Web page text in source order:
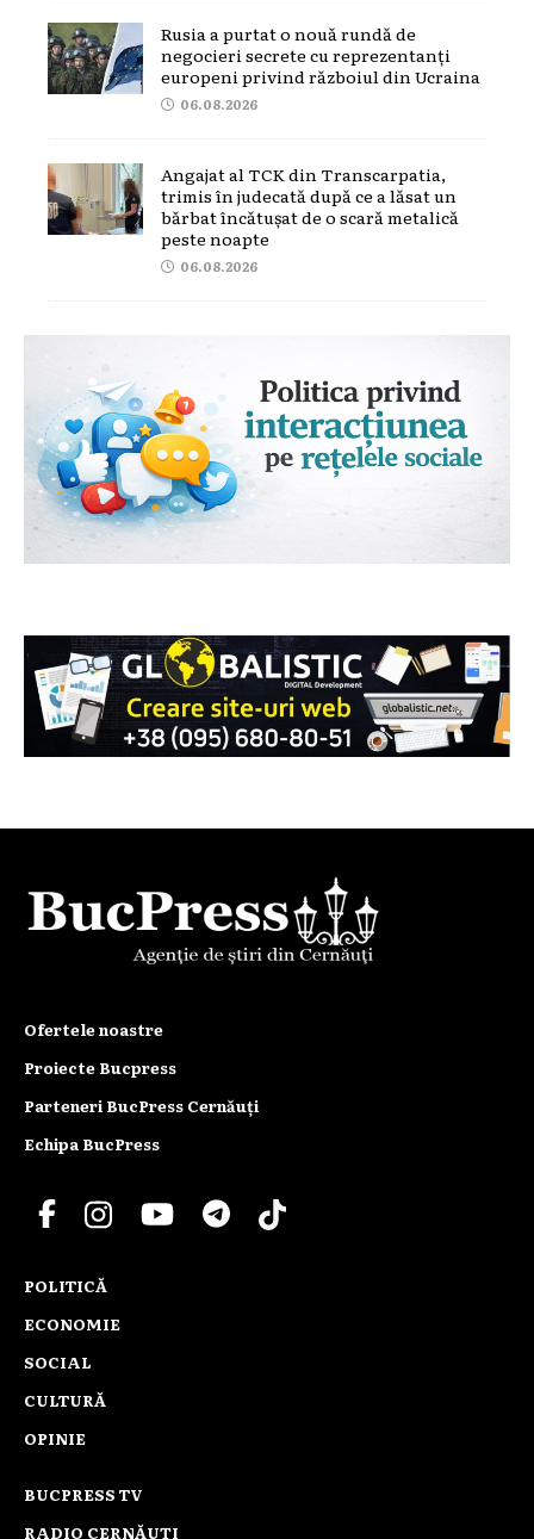
Rusia a purtat o nouă rundă de
negocieri secrete cu reprezentanți
europeni privind războiul din Ucraina
06.08.2026
Angajat al TCK din Transcarpatia,
trimis în judecată după ce a lăsat un
bărbat încătușat de o scară metalică
peste noapte
06.08.2026
Ofertele noastre
Proiecte Bucpress
Parteneri BucPress Cernăuți
Echipa BucPress
POLITICĂ
ECONOMIE
SOCIAL
CULTURĂ
OPINIE
BUCPRESS TV
RADIO CERNĂUȚI